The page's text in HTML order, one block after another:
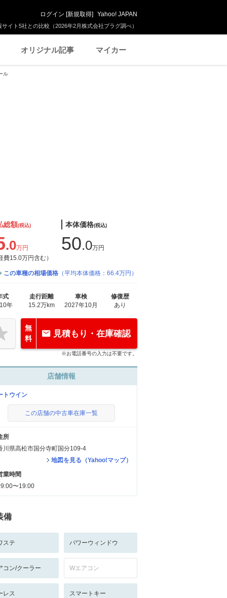
イト5社との比較（2026年2月株式会社プラグ調べ）
ログイン [新規取得] Yahoo! JAPAN
オリジナル記事 マイカー
ル
総額(税込)
.0万円
費15.0万円含む）
本体価格(税込)
50.0万円
この車種の相場価格 （平均本体価格：66.4万円）
式
年
走行距離
15.2万km
車検
2027年10月
修復歴
あり
無
料
見積もり・在庫確認
※お電話番号の入力は不要です。
店舗情報
トウイン
この店舗の中古車在庫一覧
所
川県高松市国分寺町国分109-4
地図を見る（Yahoo!マップ）
業時間
〜19:00
備
ステ パワーウィンドウ
コン/クーラー Wエアコン
レス スマートキー